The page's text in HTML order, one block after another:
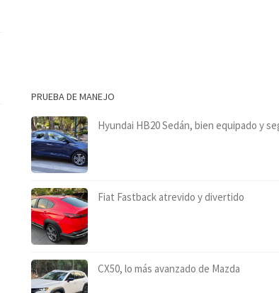
PRUEBA DE MANEJO
Hyundai HB20 Sedán, bien equipado y
Fiat Fastback atrevido y divertido
CX50, lo más avanzado de Mazda